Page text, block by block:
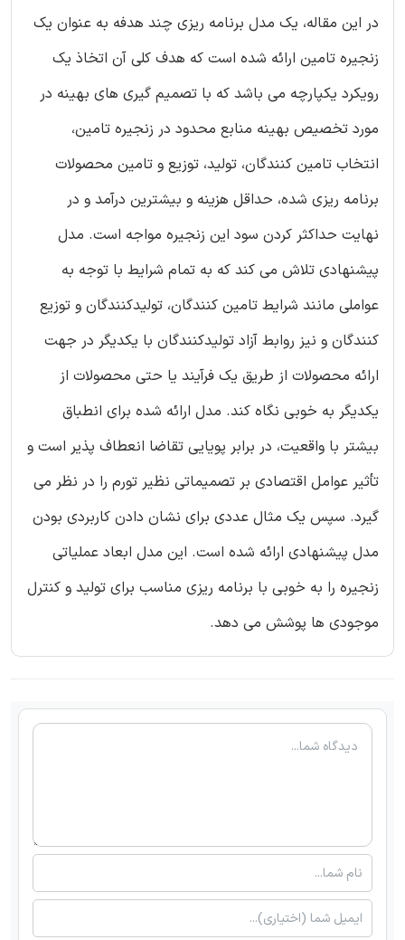
در این مقاله، یک مدل برنامه ریزی چند هدفه به عنوان یک
زنجیره تامین ارائه شده است که هدف کلی آن اتخاذ یک
رویکرد یکپارچه می باشد که با تصمیم گیری های بهینه در
مورد تخصیص بهینه منابع محدود در زنجیره تامین،
انتخاب تامین کنندگان، تولید، توزیع و تامین محصولات
برنامه ریزی شده، حداقل هزینه و بیشترین درآمد و در
نهایت حداکثر کردن سود این زنجیره مواجه است. مدل
پیشنهادی تلاش می کند که به تمام شرایط با توجه به
عواملی مانند شرایط تامین کنندگان، تولیدکنندگان و توزیع
کنندگان و نیز روابط آزاد تولیدکنندگان با یکدیگر در جهت
ارائه محصولات از طریق یک فرآیند یا حتی محصولات از
یکدیگر به خوبی نگاه کند. مدل ارائه شده برای انطباق
بیشتر با واقعیت، در برابر پویایی تقاضا انعطاف پذیر است و
تأثیر عوامل اقتصادی بر تصمیماتی نظیر تورم را در نظر می
گیرد. سپس یک مثال عددی برای نشان دادن کاربردی بودن
مدل پیشنهادی ارائه شده است. این مدل ابعاد عملیاتی
زنجیره را به خوبی با برنامه ریزی مناسب برای تولید و کنترل
موجودی ها پوشش می دهد.